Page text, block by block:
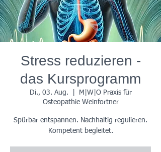
Stress reduzieren -
das Kursprogramm
Di., 03. Aug.
M|W|O Praxis für
Osteopathie Weinfortner
Spürbar entspannen. Nachhaltig regulieren.
Kompetent begleitet.